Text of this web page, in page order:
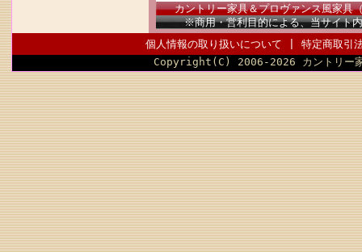
カントリー家具＆プロヴァンス風家
※商用・営利目的による、当サイト
個人情報の取り扱いについて
特定商取引
Copyright(C) 2006-2026 カント